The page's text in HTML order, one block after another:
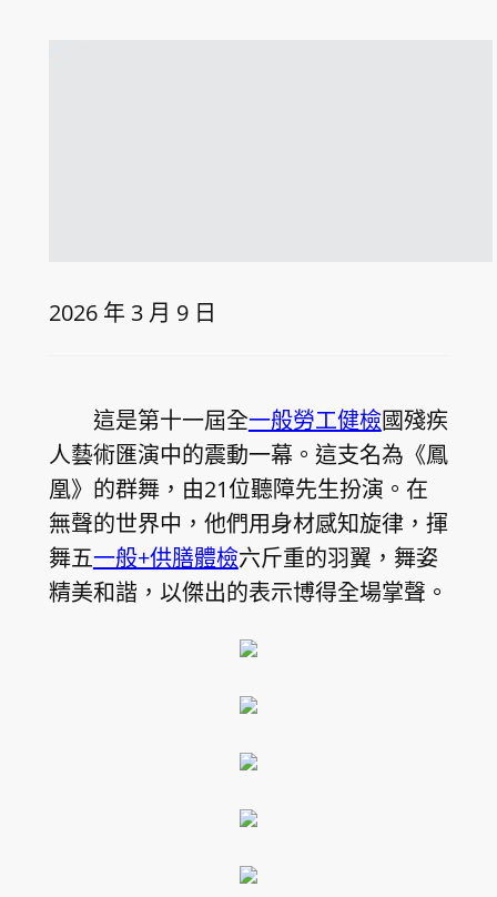
2026 年 3 月 9 日
這是第十一屆全一般勞工健檢國殘疾
人藝術匯演中的震動一幕。這支名為《鳳
凰》的群舞，由21位聽障先生扮演。在
無聲的世界中，他們用身材感知旋律，揮
舞五一般+供膳體檢六斤重的羽翼，舞姿
精美和諧，以傑出的表示博得全場掌聲。